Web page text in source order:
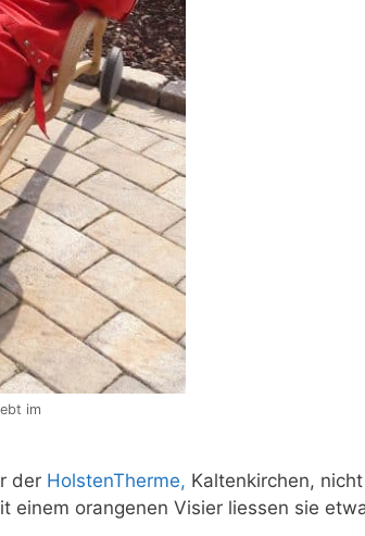
im
der HolstenTherme, Kaltenkirchen,
einem orangenen Visier liessen sie